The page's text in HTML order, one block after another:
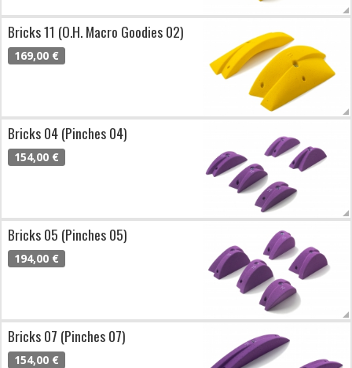
Bricks 11 (O.H. Macro Goodies 02)
169,00 €
Bricks 04 (Pinches 04)
154,00 €
Bricks 05 (Pinches 05)
194,00 €
Bricks 07 (Pinches 07)
154,00 €